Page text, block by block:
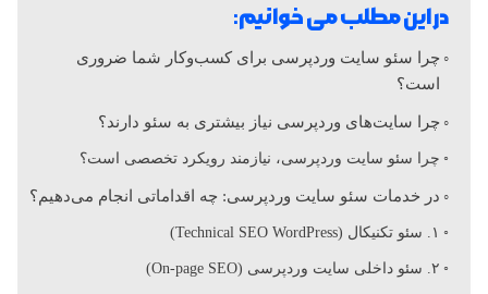
ت
در این مطلب می خوانیم:
چرا سئو سایت وردپرسی برای کسب‌وکار شما ضروری
است؟
چرا سایت‌های وردپرسی نیاز بیشتری به سئو دارند؟
چرا سئو سایت وردپرسی، نیازمند رویکرد تخصصی است؟
در خدمات سئو سایت وردپرسی: چه اقداماتی انجام می‌دهیم؟
۱. سئو تکنیکال (Technical SEO WordPress)
۲. سئو داخلی سایت وردپرسی (On-page SEO)